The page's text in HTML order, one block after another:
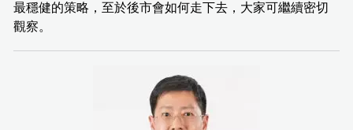
最穩健的策略，至於後市會如何走下去，大家可繼續密切
觀察。